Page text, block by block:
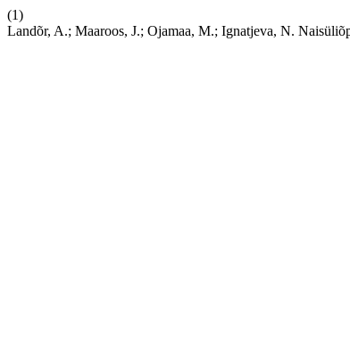
(1)
Landõr, A.; Maaroos, J.; Ojamaa, M.; Ignatjeva, N.